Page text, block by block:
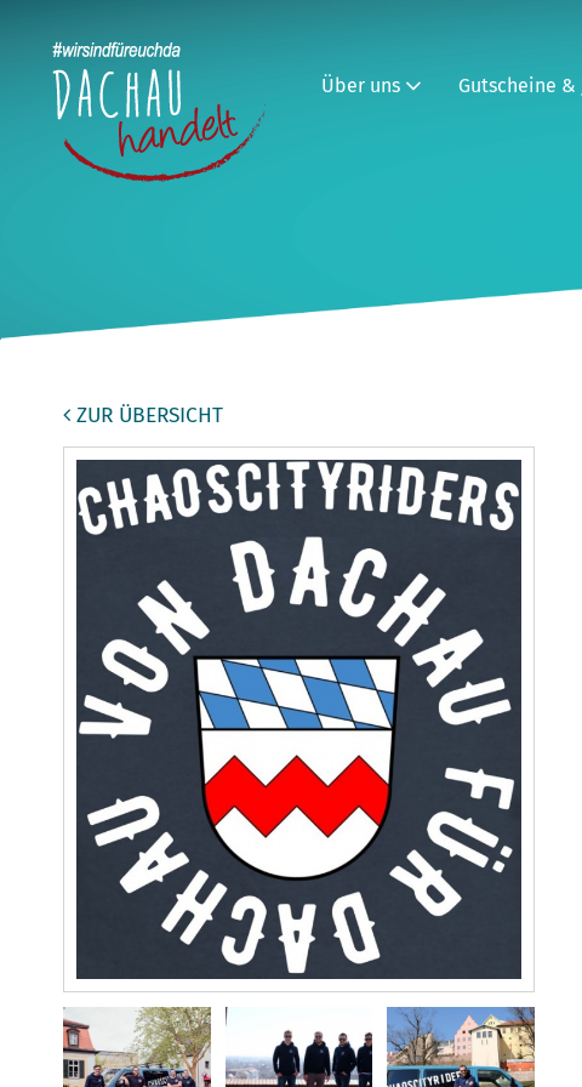
Über uns Gutscheine &
ZUR ÜBERSICHT